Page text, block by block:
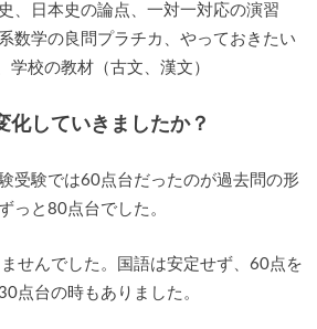
、日本史の論点、一対一対応の演習
数学の良問プラチカ、やっておきたい
校の教材（古文、漢文）
化していきましたか？
受験では60点台だったのが過去問の形
っと80点台でした。
せんでした。国語は安定せず、60点を
点台の時もありました。